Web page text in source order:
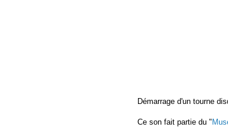
Démarrage d'un tourne
Ce son fait partie du "